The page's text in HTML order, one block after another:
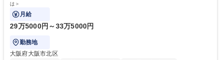
は＞
月給
29万5000円～33万5000円
勤務地
大阪府大阪市北区